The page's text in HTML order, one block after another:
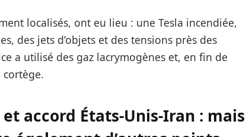
localisés, ont eu lieu : une Tesla incendiée,
des jets d’objets et des tensions près des
a utilisé des gaz lacrymogènes et, en fin de
accord États-Unis-Iran : mais